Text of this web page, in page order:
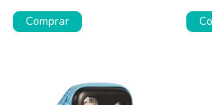
Comprar